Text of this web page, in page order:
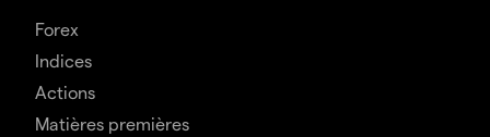
Forex
Indices
Actions
Matières premières